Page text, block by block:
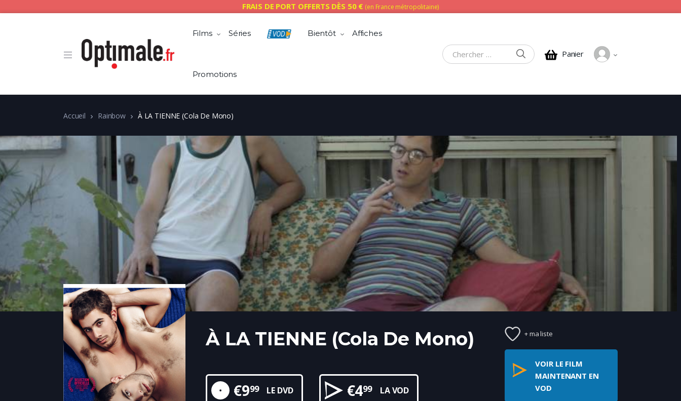
FRAIS DE PORT OFFERTS DÈS 50 € (en France métropolitaine)
Films Séries Bientôt Affiches
Promotions
Chercher :
CHERCHERPanier
Accueil Rainbow À LA TIENNE (Cola De Mono)
+ ma liste
VOIR LE FILM
MAINTENANT EN
VOD
À LA TIENNE (Cola De Mono)
€999 LE DVD €499 LA VOD